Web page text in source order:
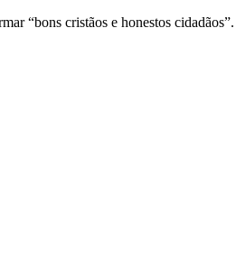
“bons cristãos e honestos cidadãos”.